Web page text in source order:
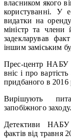
власником якого
користуванні. У
видатки на
міністр та члени
задекларував
іншим заміським
Прес-центр НАБУ
вніс і про
придбаного в 2016
Вирішують
запобіжного заходу.
Детективи НАБУ
фактів від травня